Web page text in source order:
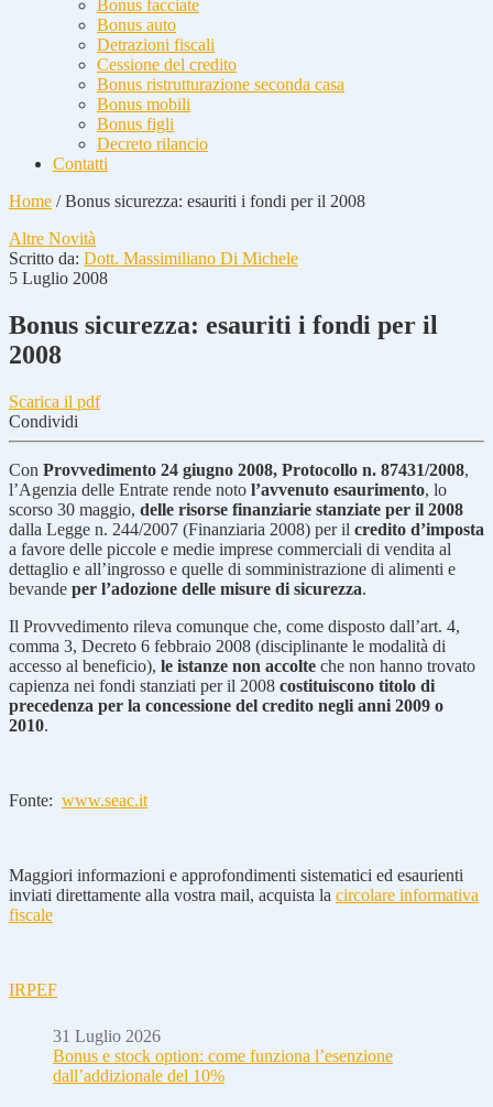
Bonus facciate
Bonus auto
Detrazioni fiscali
Cessione del credito
Bonus ristrutturazione seconda casa
Bonus mobili
Bonus figli
Decreto rilancio
Contatti
Home /Bonus sicurezza: esauriti i fondi per il 2008
Altre Novità
Scritto da: Dott. Massimiliano Di Michele
5 Luglio 2008
Bonus sicurezza: esauriti i fondi per il
2008
Scarica il pdf
Condividi
Con Provvedimento 24 giugno 2008, Protocollo n. 87431/2008,
l’Agenzia delle Entrate rende noto l’avvenuto esaurimento, lo
scorso 30 maggio, delle risorse finanziarie stanziate per il 2008
dalla Legge n. 244/2007 (Finanziaria 2008) per il credito d’imposta
a favore delle piccole e medie imprese commerciali di vendita al
dettaglio e all’ingrosso e quelle di somministrazione di alimenti e
bevande per l’adozione delle misure di sicurezza.
Il Provvedimento rileva comunque che, come disposto dall’art. 4,
comma 3, Decreto 6 febbraio 2008 (disciplinante le modalità di
accesso al beneficio), le istanze non accolte che non hanno trovato
capienza nei fondi stanziati per il 2008 costituiscono titolo di
precedenza per la concessione del credito negli anni 2009 o
2010.
Fonte: www.seac.it
Maggiori informazioni e approfondimenti sistematici ed esaurienti
inviati direttamente alla vostra mail, acquista la circolare informativa
fiscale
IRPEF
31 Luglio 2026
Bonus e stock option: come funziona l’esenzione
dall’addizionale del 10%